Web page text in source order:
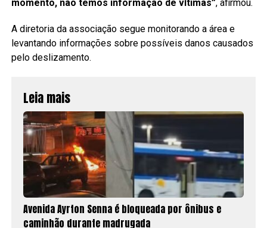
momento, não temos informação de vítimas”, afirmou.
A diretoria da associação segue monitorando a área e
levantando informações sobre possíveis danos causados
pelo deslizamento.
Leia mais
Avenida Ayrton Senna é bloqueada por ônibus e
caminhão durante madrugada